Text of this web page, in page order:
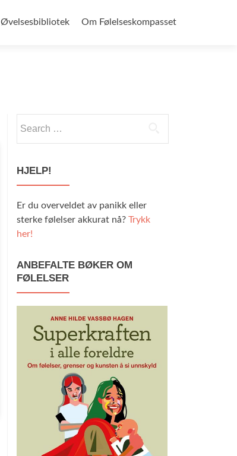
Øvelsesbibliotek Om Følelseskompasset
for:
HJELP!
Er du overveldet av panikk eller
sterke følelser akkurat nå? Trykk
her!
ANBEFALTE BØKER OM
FØLELSER